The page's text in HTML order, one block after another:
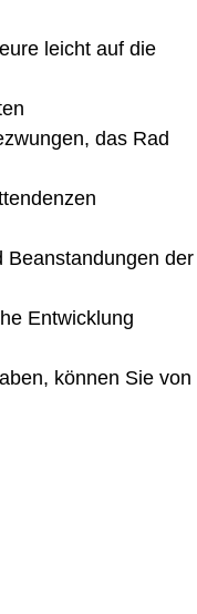
leicht auf die
das Rad
Beanstandungen der
Entwicklung
können Sie von